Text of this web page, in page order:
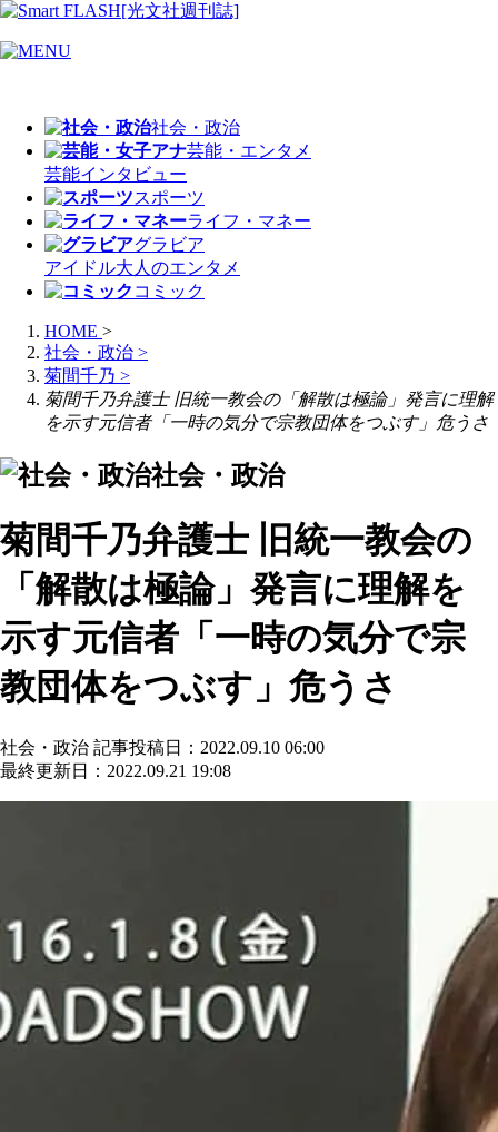
社会・政治
芸能・エンタメ
芸能インタビュー
スポーツ
ライフ・マネー
グラビア
アイドル大人のエンタメ
コミック
HOME >
社会・政治 >
菊間千乃 >
菊間千乃弁護士 旧統一教会の「解散は極論」発言に理解
を示す元信者「一時の気分で宗教団体をつぶす」危うさ
社会・政治
菊間千乃弁護士 旧統一教会の
「解散は極論」発言に理解を
示す元信者「一時の気分で宗
教団体をつぶす」危うさ
社会・政治 記事投稿日：2022.09.10 06:00
最終更新日：2022.09.21 19:08